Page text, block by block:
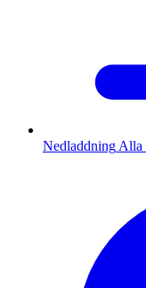
Nedladdning Alla